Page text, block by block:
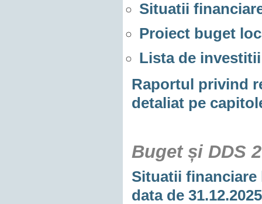
Situatii
Proiect buget
Lista de
Raportul privind
detaliat pe
Buget și DDS
Situatii financiare
data de